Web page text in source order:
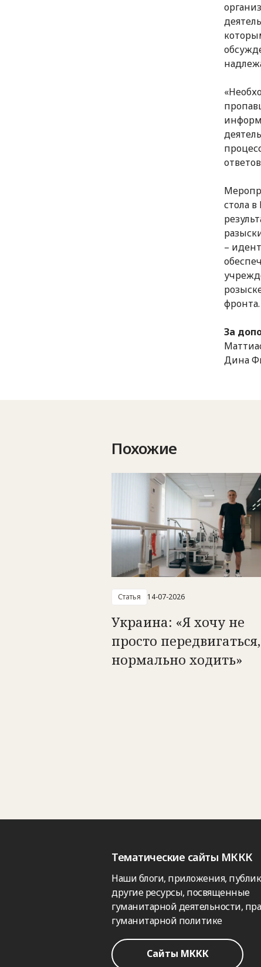
стола
–
фронта.
За
Дина
Похожие
Статья 14-07-2026
Украина: «Я хочу не
просто
нормально ходить»
Тематические сайты МККК
Наши блоги, приложения,
другие ресурсы, посвященные
гуманитарной деятельности,
гуманитарной политике
Сайты МККК